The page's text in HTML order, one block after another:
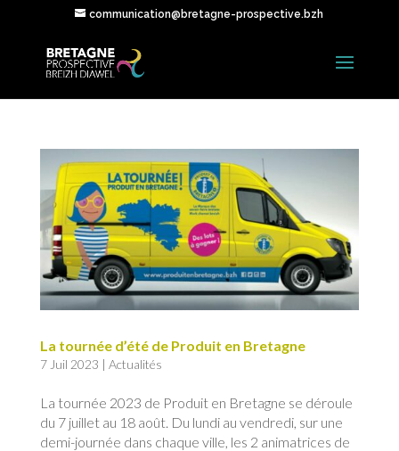
communication@bretagne-prospective.bzh
La tournée d’été de Produit en Bretagne
7 Juil 2023 | Actualités
La tournée 2023 de Produit en Bretagne se déroule
du 7 juillet au 18 août. Du lundi au vendredi, sur une
demi-journée dans chaque ville, les 2 animatrices de